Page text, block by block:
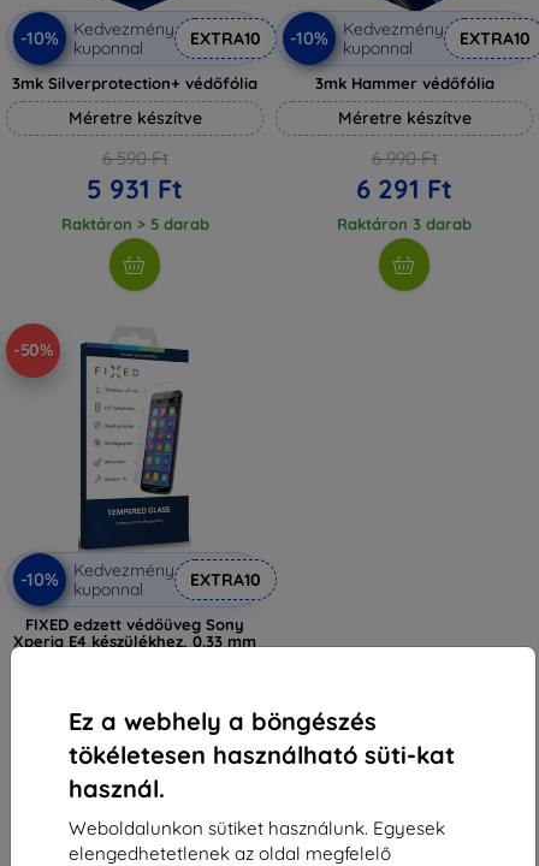
Ez a webhely a böngészés
tökéletesen használható süti-kat
használ.
Weboldalunkon sütiket használunk. Egyesek
elengedhetetlenek az oldal megfelelő
-10%
Kedvezmény
kuponnal
EXTRA10
3mk Silverprotection+ védőfólia
Méretre készítve
6 590 Ft
5 931 Ft
Raktáron > 5 darab
-10%
Kedvezmény
kuponnal
EXTRA10
3mk Hammer védőfólia
Méretre készítve
6 990 Ft
6 291 Ft
Raktáron 3 darab
-50%
-10%
Kedvezmény
kuponnal
EXTRA10
FIXED edzett védőüveg Sony
Xperia E4 készülékhez, 0.33 mm
Utolsó darab raktáron